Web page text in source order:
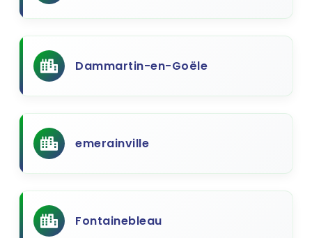
Dammartin-en-Goële
emerainville
Fontainebleau